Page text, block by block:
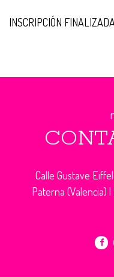
INSCRIPCIÓN FINALIZADA
Calle Gustave
Paterna (Valencia) |